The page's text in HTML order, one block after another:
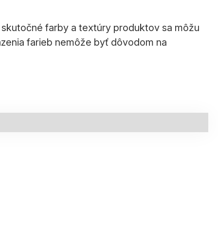
farby a textúry produktov sa môžu
farieb nemôže byť dôvodom na